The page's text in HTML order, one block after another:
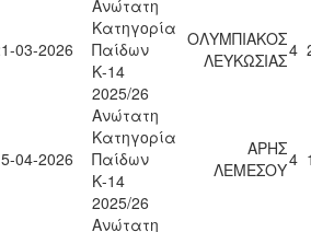
03-2026
Ανώτατη
Κατηγορία
Παίδων
Κ-14
2025/26
ΟΛΥΜΠΙΑΚΟΣ
ΛΕΥΚΩΣΙΑΣ4
04-2026
Ανώτατη
Κατηγορία
Παίδων
Κ-14
2025/26
ΑΡΗΣ
ΛΕΜΕΣΟΥ4 1
Ανώτατη